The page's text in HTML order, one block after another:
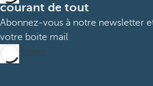
courant de tout
Abonnez-vous à notre newsletter
votre boite mail
M’abonner